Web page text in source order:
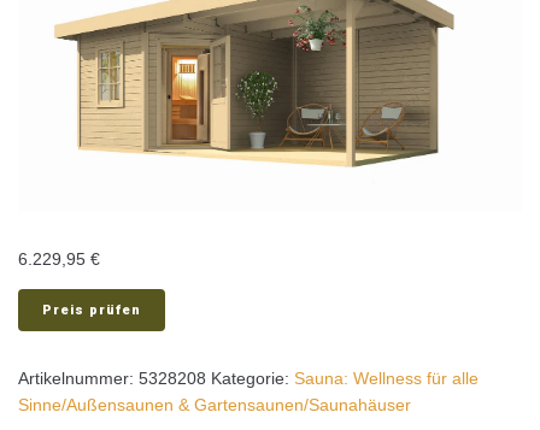
6.229,95 €
Preis prüfen
Artikelnummer: 5328208 Kategorie: Sauna: Wellness für alle
Sinne/Außensaunen & Gartensaunen/Saunahäuser